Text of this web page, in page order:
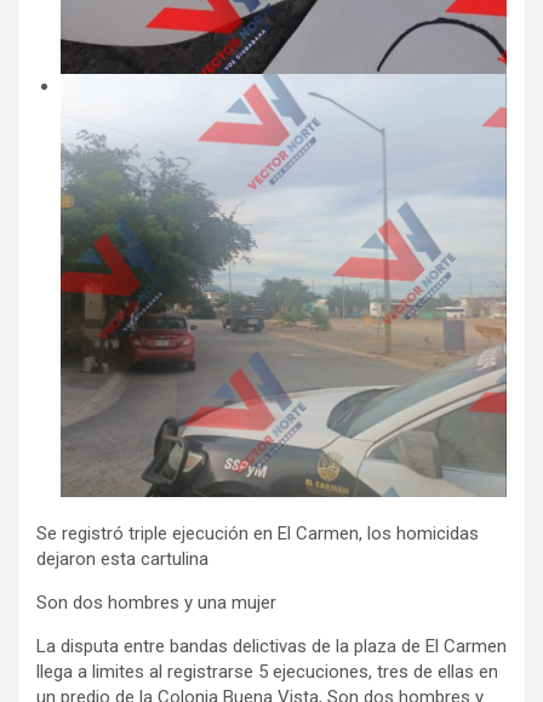
Se registró triple ejecución en El Carmen, los homicidas
dejaron esta cartulina
Son dos hombres y una mujer
La disputa entre bandas delictivas de la plaza de El Carmen
llega a limites al registrarse 5 ejecuciones, tres de ellas en
un predio de la Colonia Buena Vista, Son dos hombres y